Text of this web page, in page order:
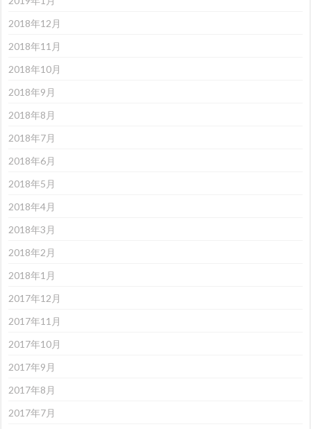
2018年12月
2018年11月
2018年10月
2018年9月
2018年8月
2018年7月
2018年6月
2018年5月
2018年4月
2018年3月
2018年2月
2018年1月
2017年12月
2017年11月
2017年10月
2017年9月
2017年8月
2017年7月